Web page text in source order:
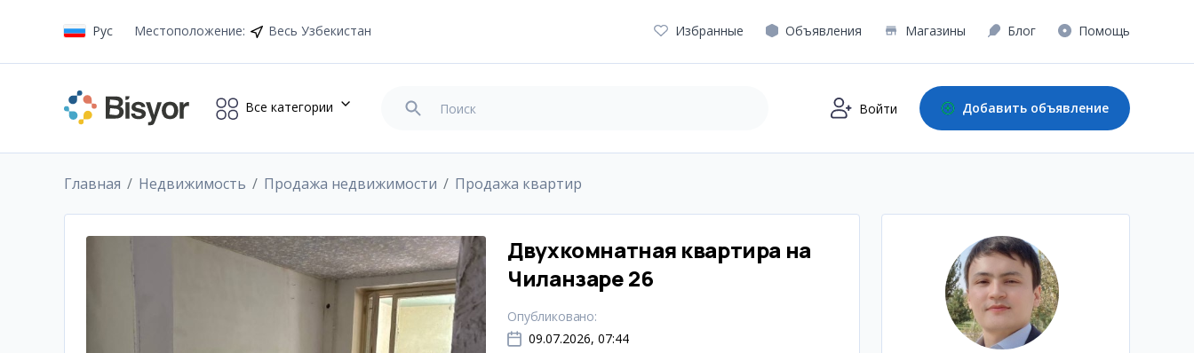
Рус Местоположение: Весь Узбекистан Избранные Объявления Магазины Блог Помощь
Все категории Войти Добавить объявление
Главная Недвижимость Продажа недвижимости Продажа квартир
Двухкомнатная квартира на
Чиланзаре 26
Опубликовано:
09.07.2026, 07:44